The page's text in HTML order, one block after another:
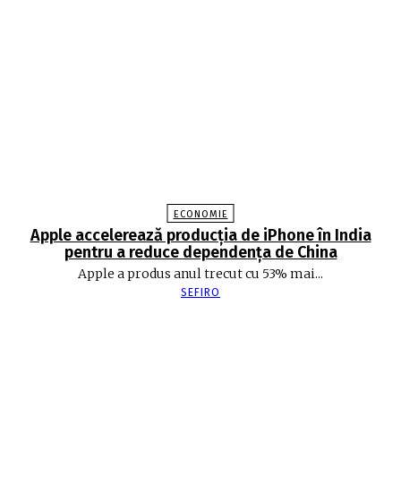
ECONOMIE
Apple accelerează producția de iPhone în India
pentru a reduce dependența de China
Apple a produs anul trecut cu 53% mai...
SEFIRO